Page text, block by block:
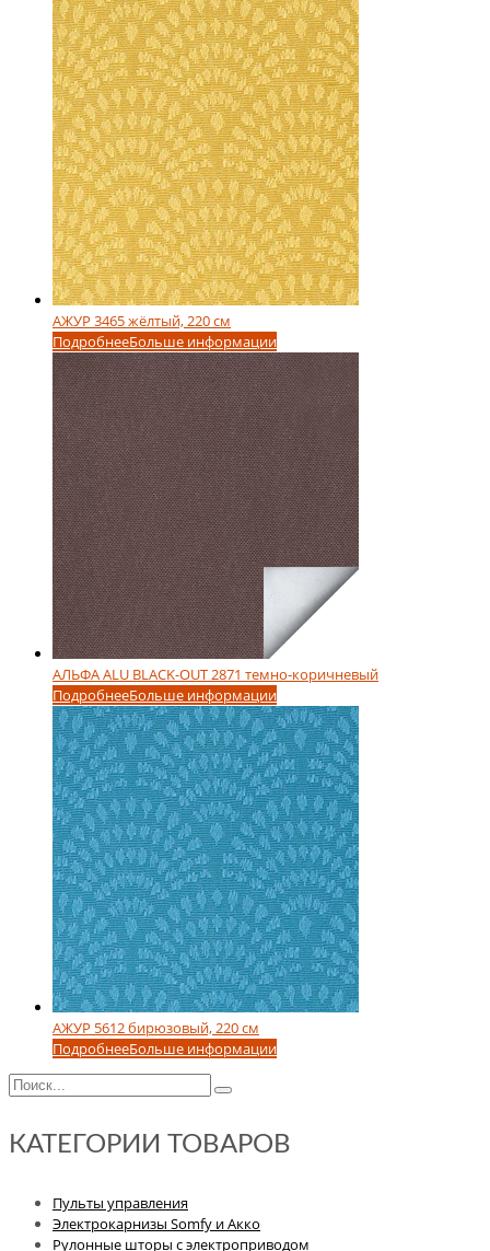
АЖУР 3465 жёлтый, 220 см
ПодробнееБольше информации
АЛЬФА ALU BLACK-OUT 2871 темно-коричневый
ПодробнееБольше информации
АЖУР 5612 бирюзовый, 220 см
ПодробнееБольше информации
КАТЕГОРИИ ТОВАРОВ
Пульты управления
Электрокарнизы Somfy и Акко
Рулонные шторы с электроприводом